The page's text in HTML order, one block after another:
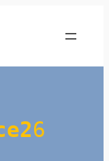
6